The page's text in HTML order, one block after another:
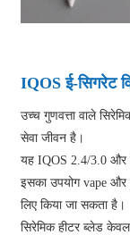
IQOS ई-सिगरेट
उच्च गुणवत्ता वाले
सेवा जीवन है।
यह IQOS 2.4/3.0 और
इसका उपयोग vape और
लिए किया जा सकता है।
सिरेमिक हीटर ब्लेड